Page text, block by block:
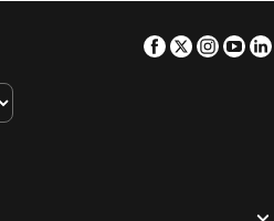
Facebook
Twitter